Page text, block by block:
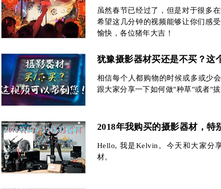
虽然春节已经过了，但是对于很多
希望这几分钟的视频能够让你们感
愉快，各位猪年大吉！
犹豫摄影器材买还是不买？这
相信每个人都购物的时候或多或少
跟大家分享一下如何做"种草"或者"
2018年我购买的摄影器材，特
Hello, 我是Kelvin。今天和大家分
材。